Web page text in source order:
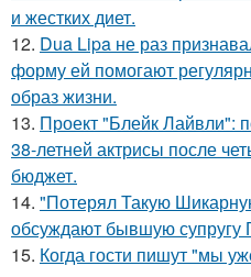
и жестких диет.
12. Dua Lipa не раз
форму ей помогают
образ жизни.
13. Проект "Блейк Лайвли":
38-летней актрисы после
бюджет.
14. "Потерял Такую
обсуждают бывшую супругу
15. Когда гости пишут "мы